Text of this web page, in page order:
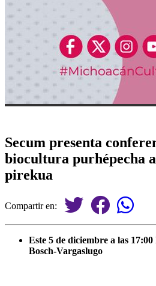
Secum presenta
biocultura purhépecha
pirekua
Compartir en:
⁠Este 5 de diciembre a las
Bosch-Vargaslugo